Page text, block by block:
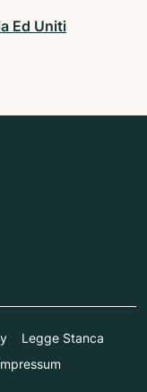
Ed Uniti
Legge Stanca